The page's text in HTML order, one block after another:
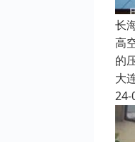
长
高
的
大
24-